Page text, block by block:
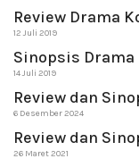
Review Drama
12 Juli 2019
Sinopsis Drama
14 Juli 2019
Review dan
6 Desember 2024
Review dan
26 Maret 2021